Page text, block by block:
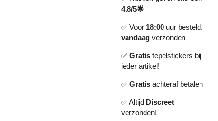
4.8/5🌟
✅ Voor 18:00 uur besteld,
vandaag verzonden
✅ Gratis tepelstickers bij
ieder artikel!
✅ Gratis achteraf betalen
✅ Altijd Discreet
verzonden!